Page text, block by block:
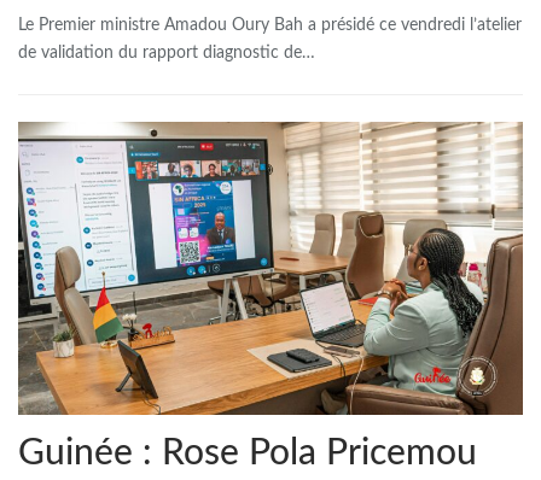
Le Premier ministre Amadou Oury Bah a présidé ce vendredi l’atelier
de validation du rapport diagnostic de…
Guinée : Rose Pola Pricemou